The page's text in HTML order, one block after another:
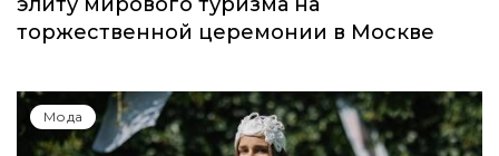
торжественной церемонии в Москве
Мода